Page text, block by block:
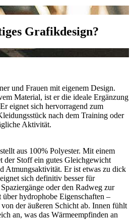
Grafikdesign?
und Frauen mit eigenem Design.
Material, ist er die ideale Ergänzung
eignet sich hervorragend zum
nach dem Training oder
Aktivität.
aus 100% Polyester. Mit einem
der Stoff ein gutes Gleichgewicht
Atmungsaktivität. Er ist etwas zu dick
sich definitiv besser für
oder den Radweg zur
hydrophobe Eigenschaften –
der äußeren Schicht ab. Innen fühlt
an, was das Wärmeempfinden an